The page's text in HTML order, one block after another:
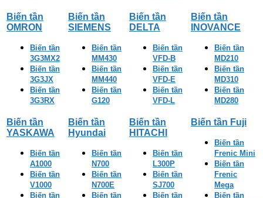
Biến tần
OMRON
Biến tần
3G3MX2
Biến tần
3G3JX
Biến tần
3G3RX
Biến tần
SIEMENS
Biến tần
MM430
Biến tần
MM440
Biến tần
G120
Biến tần
DELTA
Biến tần
VFD-B
Biến tần
VFD-E
Biến tần
VFD-L
Biến tần
INOVANCE
Biến tần
MD210
Biến tần
MD310
Biến tần
MD280
Biến tần
YASKAWA
Biến tần
A1000
Biến tần
V1000
Biến tần
Biến tần
Hyundai
Biến tần
N700
Biến tần
N700E
Biến tần
Biến tần
HITACHI
Biến tần
L300P
Biến tần
SJ700
Biến tần
Biến tần Fuji
Biến tần
Frenic Mini
Biến tần
Frenic
Mega
Biến tần